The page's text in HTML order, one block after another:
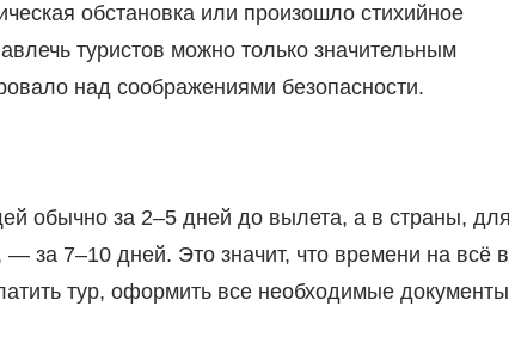
обстановка или произошло стихийное
туристов можно только значительным
над соображениями безопасности.
обычно за 2–5 дней до вылета, а в страны,
за 7–10 дней. Это значит, что времени на всё в
тур, оформить все необходимые документы